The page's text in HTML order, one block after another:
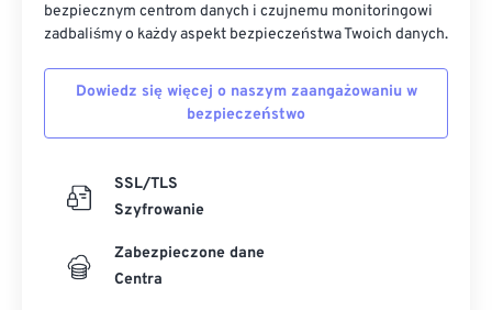
bezpiecznym centrom danych i czujnemu monitoringowi
zadbaliśmy o każdy aspekt bezpieczeństwa Twoich danych.
Dowiedz się więcej o naszym zaangażowaniu w
bezpieczeństwo
SSL/TLS
Szyfrowanie
Zabezpieczone dane
Centra